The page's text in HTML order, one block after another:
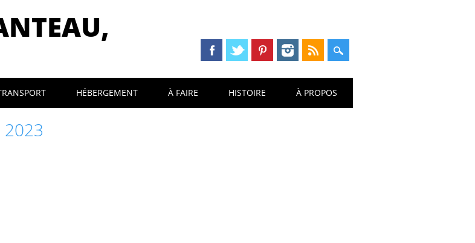
HÉBERGEMENT À FAIRE HISTOIRE À PROPOS